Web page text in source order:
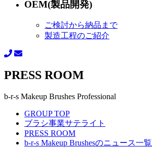
OEM(製品開発)
ご検討から納品まで
製造工程のご紹介
PRESS ROOM
b-r-s Makeup Brushes Professional
GROUP TOP
ブラシ事業サテライト
PRESS ROOM
b-r-s Makeup Brushesのニュース一覧